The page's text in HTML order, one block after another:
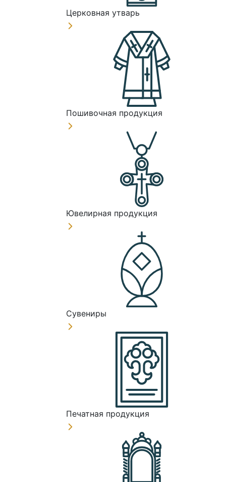
Церковная утварь
Пошивочная продукция
Ювелирная продукция
Сувениры
Печатная продукция